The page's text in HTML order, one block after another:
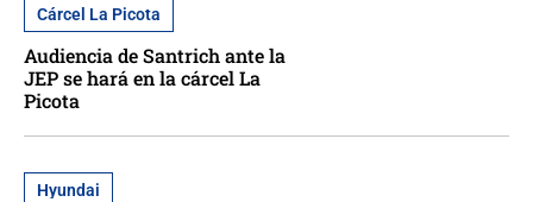
Cárcel La Picota
Audiencia de Santrich ante la
JEP se hará en la cárcel La
Picota
Hyundai